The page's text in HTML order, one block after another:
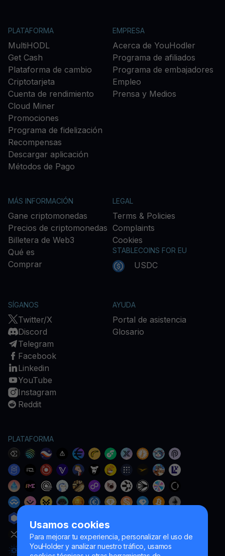
Usamos cookies
Para mejorar tu experiencia, personalizar el uso de
YouHolder y analizar nuestro tráfico, usamos
PLATAFORMA
MultiHODL
Get Cash
Plataforma de cambio
Criptotarjeta
Cuenta de rendimiento
Cloud Miner
Promociones
Programa de fidelización
Recompensas
Descargar aplicación
Métodos de Pago
EMPRESA
Acerca de YouHodler
Programa de afiliados
Programa de embajadores
Empleo
Prensa y Medios
MÁS INFORMACIÓN
Gane criptomonedas
Precios de criptomonedas
Billetera de Web3
Qué es
Comprar
LEGAL
Terms & Policies
Complaints
Cookies
STABLECOINS FOR EU
USDC
SÍGANOS
Twitter/X
Discord
Telegram
Facebook
Linkedin
YouTube
Instagram
Reddit
AYUDA
Portal de asistencia
Glosario
PLATAFORMA